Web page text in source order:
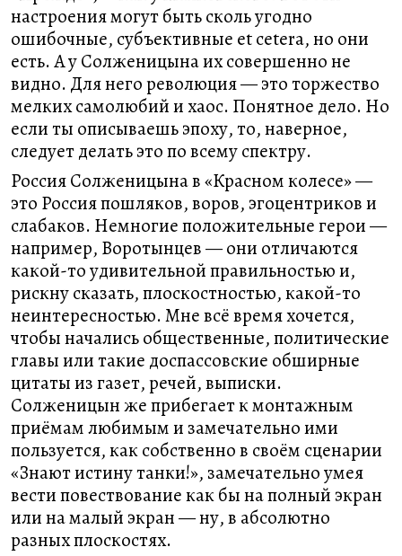
настроения могут быть сколь угодно
ошибочные, субъективные et cetera, но они
есть. А у Солженицына их совершенно не
видно. Для него революция — это торжество
мелких самолюбий и хаос. Понятное дело. Но
если ты описываешь эпоху, то, наверное,
следует делать это по всему спектру.
Россия Солженицына в «Красном колесе» —
это Россия пошляков, воров, эгоцентриков и
слабаков. Немногие положительные герои —
например, Воротынцев — они отличаются
какой-то удивительной правильностью и,
рискну сказать, плоскостностью, какой-то
неинтересностью. Мне всё время хочется,
чтобы начались общественные, политические
главы или такие доспассовские обширные
цитаты из газет, речей, выписки.
Солженицын же прибегает к монтажным
приёмам любимым и замечательно ими
пользуется, как собственно в своём сценарии
«Знают истину танки!», замечательно умея
вести повествование как бы на полный экран
или на малый экран — ну, в абсолютно
разных плоскостях.